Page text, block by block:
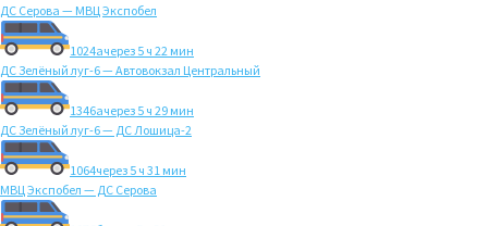
ДС Серова — МВЦ Экспобел
1024ачерез 5 ч 22 мин
ДС Зелёный луг-6 — Автовокзал Центральный
1346ачерез 5 ч 29 мин
ДС Зелёный луг-6 — ДС Лошица-2
1064через 5 ч 31 мин
МВЦ Экспобел — ДС Серова